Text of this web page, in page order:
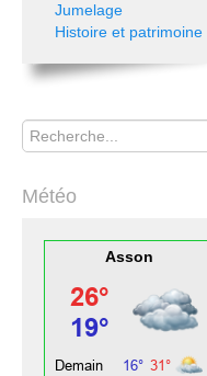
Jumelage
Histoire et patrimoine
Rechercher
Météo
Asson